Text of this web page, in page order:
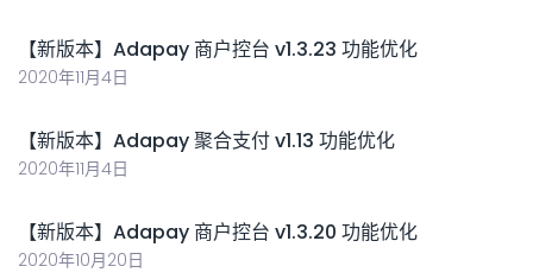
【新版本】Adapay 商户控台 v1.3.23 功能优化
2020年11月4日
【新版本】Adapay 聚合支付 v1.13 功能优化
2020年11月4日
【新版本】Adapay 商户控台 v1.3.20 功能优化
2020年10月20日